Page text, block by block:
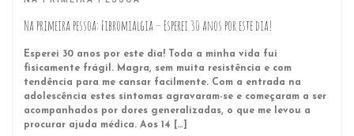
Na primeira pessoa: Fibromialgia – Esperei 30 anos por este dia!
Esperei 30 anos por este dia! Toda a minha vida fui
fisicamente frágil. Magra, sem muita resistência e com
tendência para me cansar facilmente. Com a entrada na
adolescência estes sintomas agravaram-se e começaram a ser
acompanhados por dores generalizadas, o que me levou a
procurar ajuda médica. Aos 14 […]